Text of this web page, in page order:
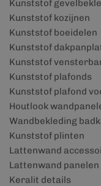
Kunststof
Kunststof kozijnen
Kunststof boeidelen
Kunststof
Kunststof
Kunststof plafonds
Kunststof plafond
Houtlook
Wandbekleding
Kunststof plinten
Lattenwand
Lattenwand panelen
Keralit details